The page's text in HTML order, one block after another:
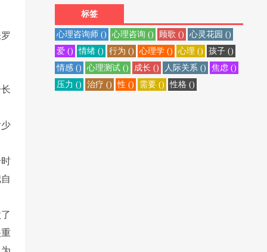
标签
心理咨询师 () 心理咨询 () 顾歌 ()
心灵花园 ()
爱 ()
情绪 () 行为 () 心理学 () 心理 ()
孩子 ()
情感 ()
心理测试 () 成长 () 人际关系 ()
焦虑 ()
压力 ()
治疗 () 性 () 需要 () 性格 ()